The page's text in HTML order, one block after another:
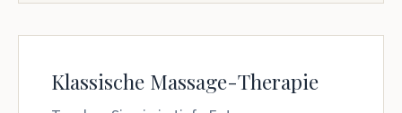
Klassische Massage-Therapie